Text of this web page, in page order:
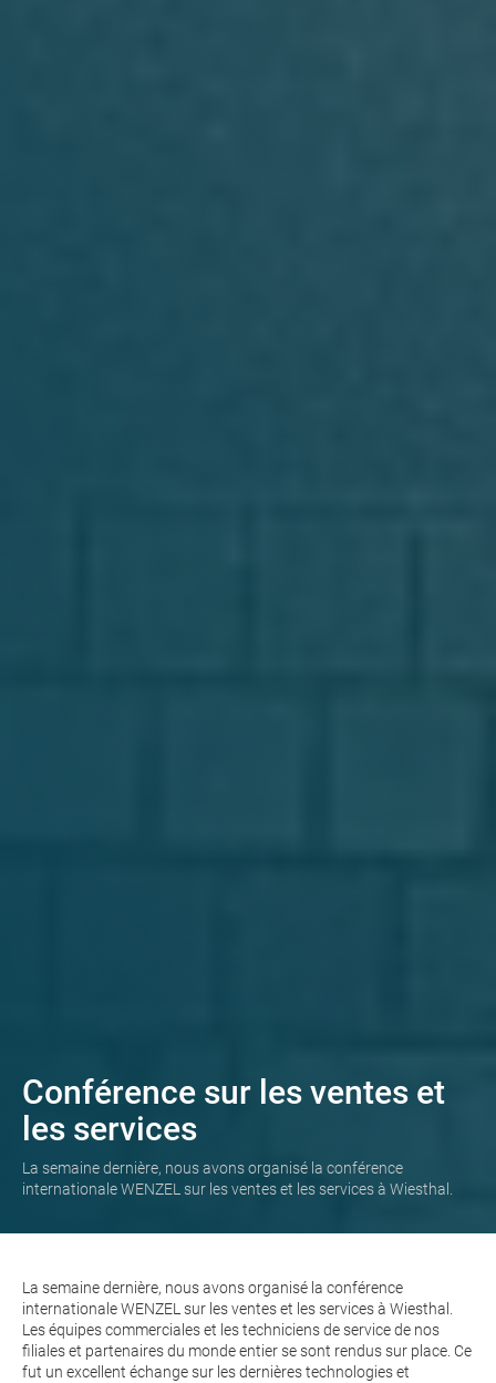
Conférence sur les ventes et
les services
La semaine dernière, nous avons organisé la conférence
internationale WENZEL sur les ventes et les services à Wiesthal.
La semaine dernière, nous avons organisé la conférence
internationale WENZEL sur les ventes et les services à Wiesthal.
Les équipes commerciales et les techniciens de service de nos
filiales et partenaires du monde entier se sont rendus sur place. Ce
fut un excellent échange sur les dernières technologies et